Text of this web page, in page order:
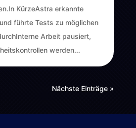
KürzeAstra erkannte
führte Tests zu möglichen
Arbeit pausiert,
werden...
Nächste Einträge »